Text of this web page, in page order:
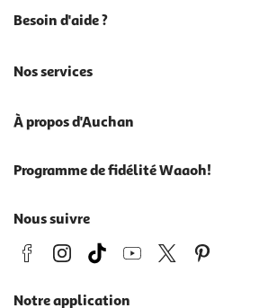
Besoin d'aide ?
Nos services
À propos d'Auchan
Programme de fidélité Waaoh!
Nous suivre
Notre application